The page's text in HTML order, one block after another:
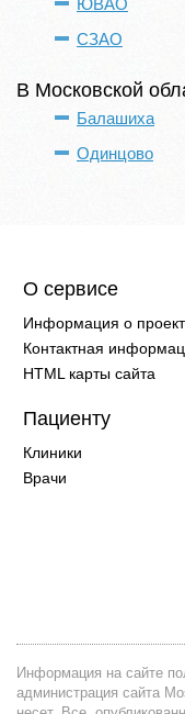
ЮВАО
СЗАО
В Московской
Балашиха
Одинцово
О сервисе
Информация о
Контактная
HTML карты сайта
Пациенту
Клиники
Врачи
Информация на сайте
администрация сайта